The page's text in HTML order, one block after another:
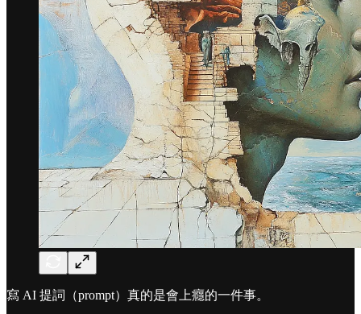
寫 AI 提詞（prompt）真的是會上癮的一件事。